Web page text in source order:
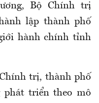
Bộ Chính trị
lập thành phố
hành chính tỉnh
trị, thành phố
phát triển theo mô